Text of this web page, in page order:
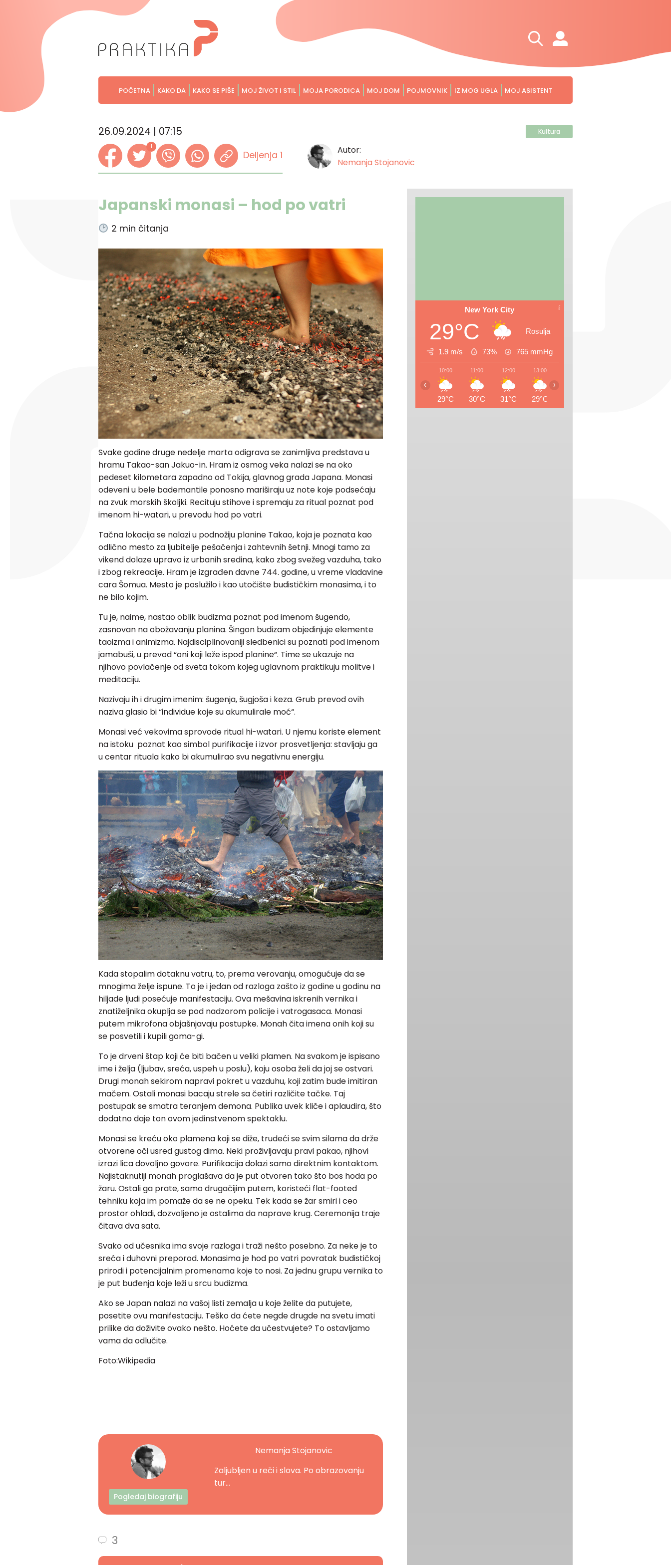
POČETNA KAKO DA KAKO SE PIŠE MOJ ŽIVOT I STIL MOJA PORODICA MOJ DOM POJMOVNIK IZ MOG UGLA MOJ ASISTENT
26.09.2024 | 07:15 Kultura
1
Deljenja 1
Autor:
Nemanja Stojanovic
Japanski monasi – hod po vatri
2 min čitanja
Svake godine druge nedelje marta odigrava se zanimljiva predstava u
hramu Takao-san Jakuo-in. Hram iz osmog veka nalazi se na oko
pedeset kilometara zapadno od Tokija, glavnog grada Japana. Monasi
odeveni u bele bademantile ponosno mariširaju uz note koje podsećaju
na zvuk morskih školjki. Recituju stihove i spremaju za ritual poznat pod
imenom hi-watari, u prevodu hod po vatri.
Tačna lokacija se nalazi u podnožiju planine Takao, koja je poznata kao
odlično mesto za ljubitelje pešačenja i zahtevnih šetnji. Mnogi tamo za
vikend dolaze upravo iz urbanih sredina, kako zbog svežeg vazduha, tako
i zbog rekreacije. Hram je izgrađen davne 744. godine, u vreme vladavine
cara Šomua. Mesto je poslužilo i kao utočište budističkim monasima, i to
ne bilo kojim.
Tu je, naime, nastao oblik budizma poznat pod imenom šugendo,
zasnovan na obožavanju planina. Šingon budizam objedinjuje elemente
taoizma i animizma. Najdisciplinovaniji sledbenici su poznati pod imenom
jamabuši, u prevod “oni koji leže ispod planine“. Time se ukazuje na
njihovo povlačenje od sveta tokom kojeg uglavnom praktikuju molitve i
meditaciju.
Nazivaju ih i drugim imenim: šugenja, šugjoša i keza. Grub prevod ovih
naziva glasio bi “individue koje su akumulirale moć“.
Monasi već vekovima sprovode ritual hi-watari. U njemu koriste element
na istoku poznat kao simbol purifikacije i izvor prosvetljenja: stavljaju ga
u centar rituala kako bi akumulirao svu negativnu energiju.
Kada stopalim dotaknu vatru, to, prema verovanju, omogućuje da se
mnogima želje ispune. To je i jedan od razloga zašto iz godine u godinu na
hiljade ljudi posećuje manifestaciju. Ova mešavina iskrenih vernika i
znatiželjnika okuplja se pod nadzorom policije i vatrogasaca. Monasi
putem mikrofona objašnjavaju postupke. Monah čita imena onih koji su
se posvetili i kupili goma-gi.
To je drveni štap koji će biti bačen u veliki plamen. Na svakom je ispisano
ime i želja (ljubav, sreća, uspeh u poslu), koju osoba želi da joj se ostvari.
Drugi monah sekirom napravi pokret u vazduhu, koji zatim bude imitiran
mačem. Ostali monasi bacaju strele sa četiri različite tačke. Taj
postupak se smatra teranjem demona. Publika uvek kliče i aplaudira, što
dodatno daje ton ovom jedinstvenom spektaklu.
Monasi se kreću oko plamena koji se diže, trudeći se svim silama da drže
otvorene oči usred gustog dima. Neki proživljavaju pravi pakao, njihovi
izrazi lica dovoljno govore. Purifikacija dolazi samo direktnim kontaktom.
Najistaknutiji monah proglašava da je put otvoren tako što bos hoda po
žaru. Ostali ga prate, samo drugačijim putem, koristeći flat-footed
tehniku koja im pomaže da se ne opeku. Tek kada se žar smiri i ceo
prostor ohladi, dozvoljeno je ostalima da naprave krug. Ceremonija traje
čitava dva sata.
Svako od učesnika ima svoje razloga i traži nešto posebno. Za neke je to
sreća i duhovni preporod. Monasima je hod po vatri povratak budističkoj
prirodi i potencijalnim promenama koje to nosi. Za jednu grupu vernika to
je put buđenja koje leži u srcu budizma.
Ako se Japan nalazi na vašoj listi zemalja u koje želite da putujete,
posetite ovu manifestaciju. Teško da ćete negde drugde na svetu imati
prilike da doživite ovako nešto. Hoćete da učestvujete? To ostavljamo
vama da odlučite.
Foto:Wikipedia
Pogledaj biografiju
Nemanja Stojanovic
Zaljubljen u reči i slova. Po obrazovanju
tur...
3
New York City
29°C Rosulja
1.9 m/s 73% 765 mmHg
10:00
29°C
11:00
30°C
12:00
31°C
13:00
29°C
‹ ›